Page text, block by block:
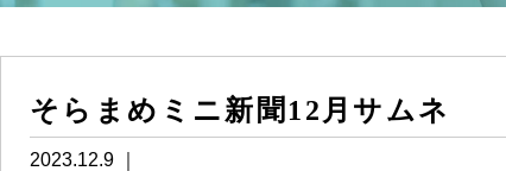
そらまめミニ新聞12月サムネ
2023.12.9 ｜